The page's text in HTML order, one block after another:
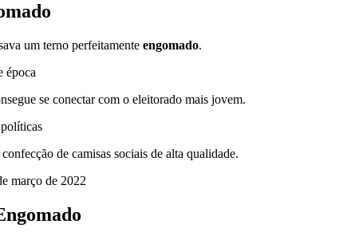
um terno perfeitamente engomado.
época
se conectar com o eleitorado mais jovem.
de camisas sociais de alta qualidade.
março de 2022